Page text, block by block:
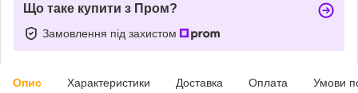
Що таке купити з Пром?
Замовлення під захистом
Опис Характеристики Доставка Оплата Умови